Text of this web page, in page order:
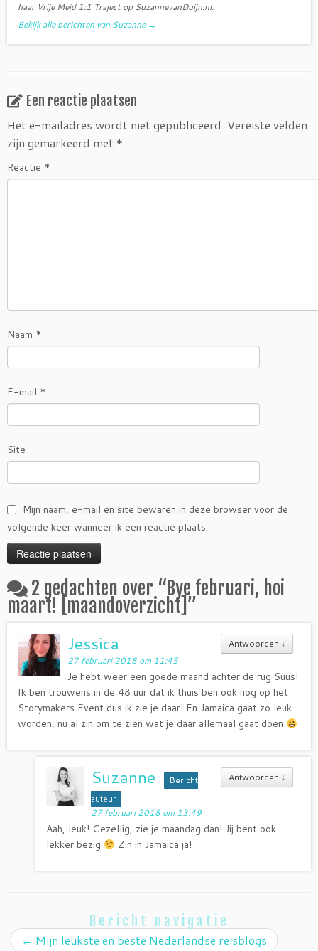
haar Vrije Meid 1:1 Traject op SuzannevanDuijn.nl.
Bekijk alle berichten van Suzanne →
Een reactie plaatsen
Het e-mailadres wordt niet gepubliceerd. Vereiste velden
zijn gemarkeerd met *
Reactie *
Naam *
E-mail *
Site
Mijn naam, e-mail en site bewaren in deze browser voor de
volgende keer wanneer ik een reactie plaats.
2 gedachten over “Bye februari, hoi
maart! [maandoverzicht] ”
Antwoorden ↓
Jessica
27 februari 2018 om 11:45
Je hebt weer een goede maand achter de rug Suus!
Ik ben trouwens in de 48 uur dat ik thuis ben ook nog op het
Storymakers Event dus ik zie je daar! En Jamaica gaat zo leuk
worden, nu al zin om te zien wat je daar allemaal gaat doen
Antwoorden ↓
Suzanne
Bericht
auteur
27 februari 2018 om 13:49
Aah, leuk! Gezellig, zie je maandag dan! Jij bent ook
lekker bezig
Zin in Jamaica ja!
Bericht navigatie
← Mijn leukste en beste Nederlandse reisblogs